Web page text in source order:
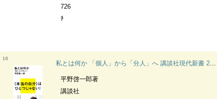
726
ﾁ
16
私とは何か 「個人」から「分人」へ 講談社現代新書 2172
平野啓一郎著
講談社